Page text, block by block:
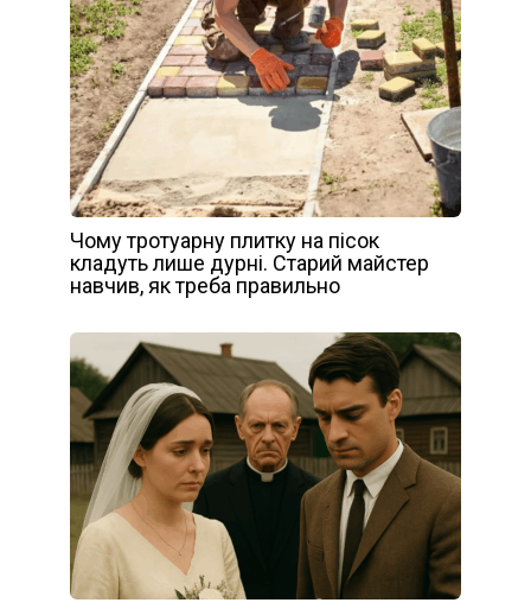
Чому тротуарну плитку на пісок
кладуть лише дурні. Старий майстер
навчив, як треба правильно